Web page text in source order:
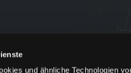
und ähnliche Technologien